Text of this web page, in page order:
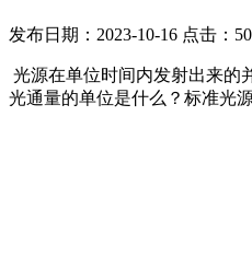
发布日期：2023-10-16 点击：
光源在单位时间内发射出来的
光通量的单位是什么？标准光